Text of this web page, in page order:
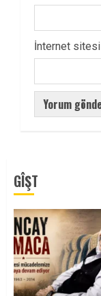
İnternet sitesi
GÎŞT